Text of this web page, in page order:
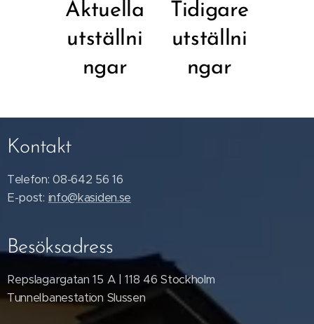
Aktuella
utställni
ngar
Tidigare
utställni
ngar
Kontakt
Telefon: 08-642 56 16
E-post: info@kasiden.se
Besöksadress
Repslagargatan 15 A | 118 46 Stockholm
Tunnelbanestation Slussen